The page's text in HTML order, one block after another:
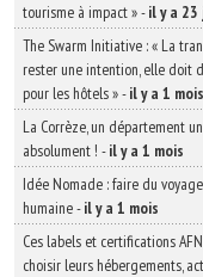
tourisme à impact »-il y a 23
The Swarm Initiative : « La
rester une intention, elle doit
pour les hôtels »-il y a 1 mois
La Corrèze, un département
absolument ! -il y a 1 mois
Idée Nomade : faire du
humaine-il y a 1 mois
Ces labels et certifications
choisir leurs hébergements,